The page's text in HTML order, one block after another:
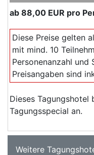
ab 88,00 EUR pro
Diese Preise gelten
mit mind. 10
Personenanzahl und
Preisangaben sind
Dieses
Tagungsspecial an.
Weitere